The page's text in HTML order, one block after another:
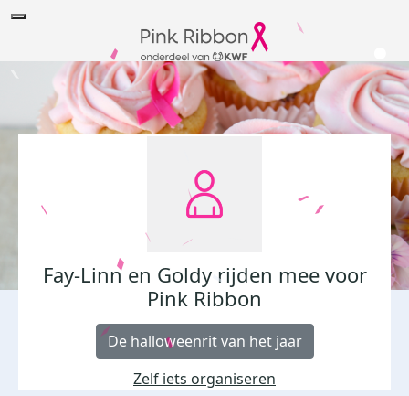
Fay-Linn en Goldy rijden mee voor
Pink Ribbon
De halloweenrit van het jaar
Zelf iets organiseren